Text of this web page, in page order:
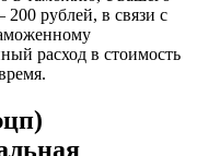
200 рублей, в связи с
расход в стоимость